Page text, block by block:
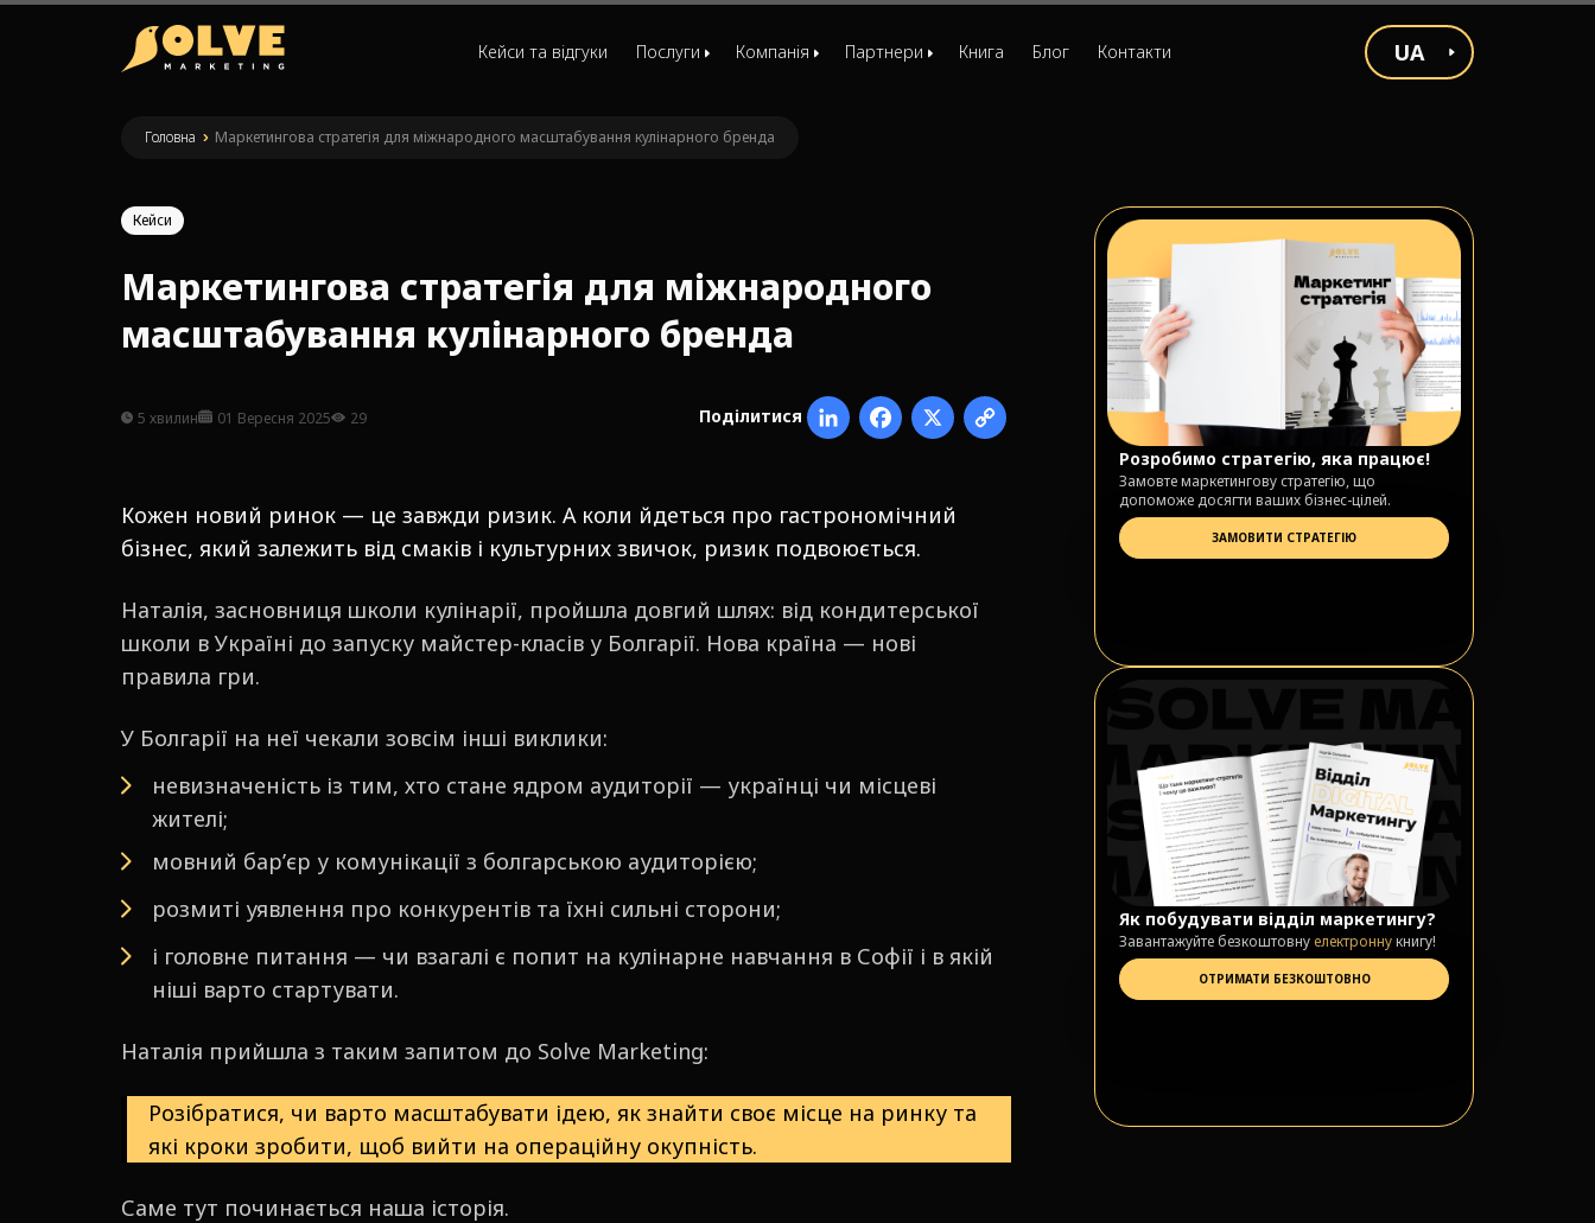
Кейси та відгуки Послуги
Відділ маркетингу
Комплексна лідогенерація
Customer development
Розробка сайтів
Таємний покупець
Компанія
Вакансії
Партнери Книга Блог Контакти UA
Головна » Маркетингова стратегія для міжнародного масштабування кулінарного бренда
Кейси
Маркетингова стратегія для міжнародного
масштабування кулінарного бренда
5 хвилин 01 Вересня 2025 29 Поділитися
Кожен новий ринок — це завжди ризик. А коли йдеться про гастрономічний
бізнес, який залежить від смаків і культурних звичок, ризик подвоюється.
Наталія, засновниця школи кулінарії, пройшла довгий шлях: від кондитерської
школи в Україні до запуску майстер-класів у Болгарії. Нова країна — нові
правила гри.
У Болгарії на неї чекали зовсім інші виклики:
невизначеність із тим, хто стане ядром аудиторії — українці чи місцеві
жителі;
мовний бар’єр у комунікації з болгарською аудиторією;
розмиті уявлення про конкурентів та їхні сильні сторони;
і головне питання — чи взагалі є попит на кулінарне навчання в Софії і в якій
ніші варто стартувати.
Наталія прийшла з таким запитом до Solve Marketing:
Розібратися, чи варто масштабувати ідею, як знайти своє місце на ринку та
які кроки зробити, щоб вийти на операційну окупність.
Саме тут починається наша історія.
Як побудувати відділ маркетингу?
Завантажуйте безкоштовну електроннукнигу!
ОТРИМАТИ БЕЗКОШТОВНО
Розробимо стратегію, яка працює!
Замовте маркетингову стратегію, що
допоможе досягти ваших бізнес-цілей.
ЗАМОВИТИ СТРАТЕГІЮ